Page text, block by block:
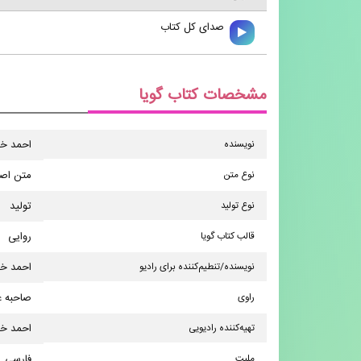
صدای کل کتاب
مشخصات کتاب گویا
نویسنده احمد
نوع متن متن
نوع تولید تولید
قالب کتاب گویا روایی
نویسنده/تنطیم‌کننده برای رادیو احمد
راوی
تهیه‌کننده رادیویی احمد